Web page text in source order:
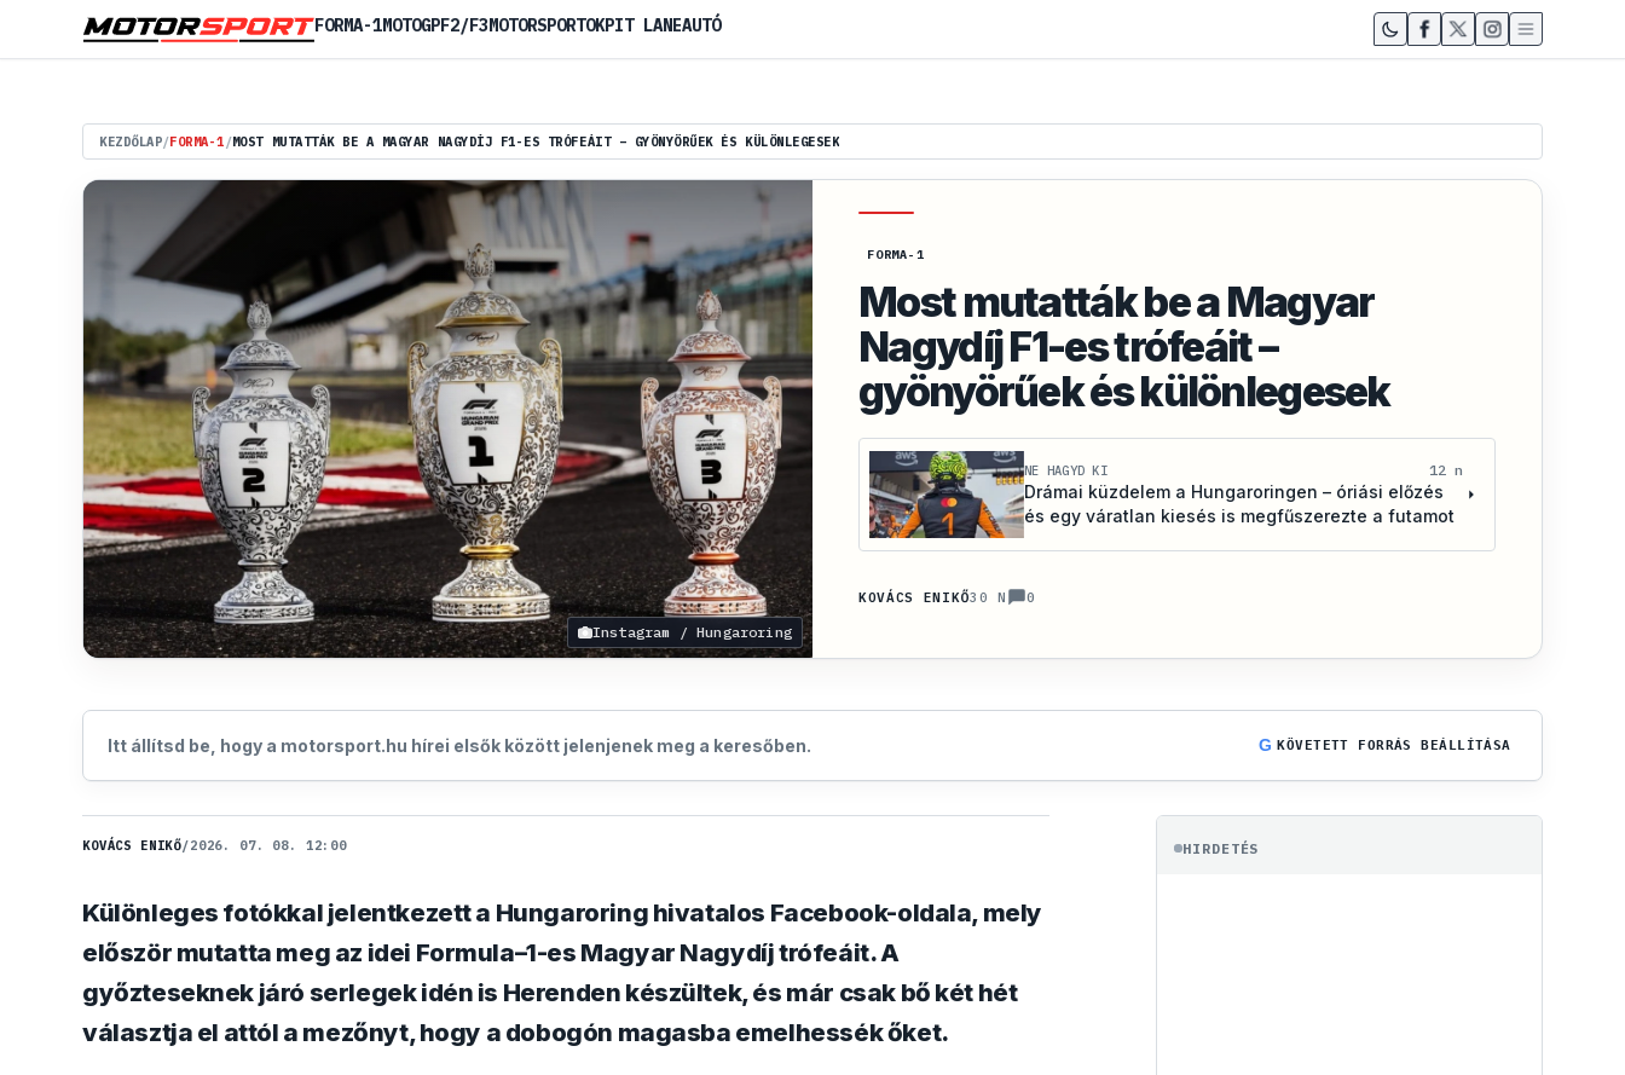
KEZDŐLAP/FORMA-1/MOST MUTATTÁK BE A MAGYAR NAGYDÍJ F1-ES TRÓFEÁIT – GYÖNYÖRŰEK ÉS KÜLÖNLEGESEK
Instagram / Hungaroring
FORMA-1
Most mutatták be a Magyar
Nagydíj F1-es trófeáit –
gyönyörűek és különlegesek
NE HAGYD KI 12 n
Drámai küzdelem a Hungaroringen – óriási előzés
és egy váratlan kiesés is megfűszerezte a futamot
KOVÁCS ENIKŐ30 N 0
Itt állítsd be, hogy a motorsport.hu hírei elsők között jelenjenek meg a keresőben. G KÖVETETT FORRÁS BEÁLLÍTÁSA
KOVÁCS ENIKŐ/2026. 07. 08. 12:00
Különleges fotókkal jelentkezett a Hungaroring hivatalos Facebook-oldala, mely
először mutatta meg az idei Formula–1-es Magyar Nagydíj trófeáit. A
győzteseknek járó serlegek idén is Herenden készültek, és már csak bő két hét
választja el attól a mezőnyt, hogy a dobogón magasba emelhessék őket.
HIRDETÉS
FORMA-1MOTOGPF2/F3MOTORSPORTOKPIT LANEAUTÓ